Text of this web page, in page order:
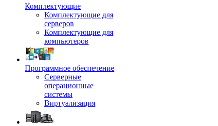
Комплектующие
Комплектующие для
серверов
Комплектующие для
компьютеров
Программное обеспечение
Серверные
операционные
системы
Виртуализация